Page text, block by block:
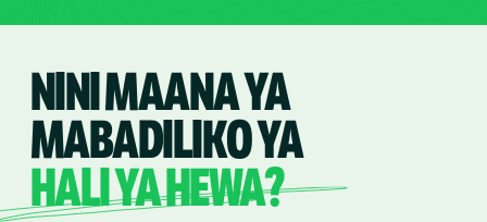
NINI MAANA YA
MABADILIKO YA
HALI YA HEWA?